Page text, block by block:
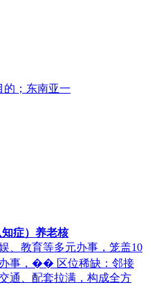
的；东南亚一
症）养老核
、教育等多元办事，笼盖10
办事，��️ 区位稀缺：邻接
通、配套拉满，构成全方